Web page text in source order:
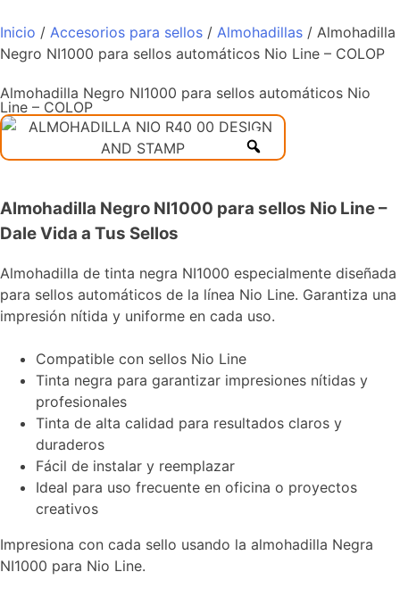
Inicio / Accesorios para sellos / Almohadillas / Almohadilla
Negro NI1000 para sellos automáticos Nio Line – COLOP
Almohadilla Negro NI1000 para sellos automáticos Nio
Line – COLOP
Almohadilla Negro NI1000 para sellos Nio Line –
Dale Vida a Tus Sellos
Almohadilla de tinta negra NI1000 especialmente diseñada
para sellos automáticos de la línea Nio Line. Garantiza una
impresión nítida y uniforme en cada uso.
Compatible con sellos Nio Line
Tinta negra para garantizar impresiones nítidas y
profesionales
Tinta de alta calidad para resultados claros y
duraderos
Fácil de instalar y reemplazar
Ideal para uso frecuente en oficina o proyectos
creativos
Impresiona con cada sello usando la almohadilla Negra
NI1000 para Nio Line.